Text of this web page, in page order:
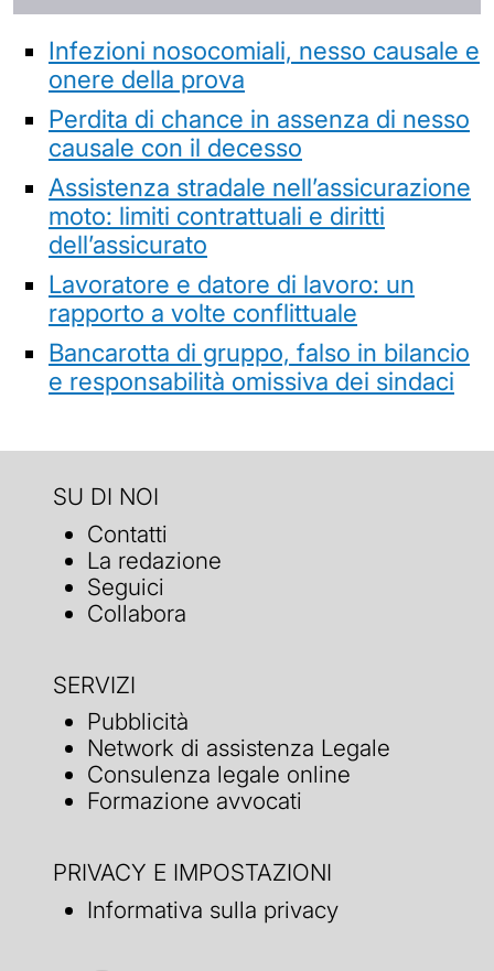
Infezioni nosocomiali, nesso causale e
onere della prova
Perdita di chance in assenza di nesso
causale con il decesso
Assistenza stradale nell’assicurazione
moto: limiti contrattuali e diritti
dell’assicurato
Lavoratore e datore di lavoro: un
rapporto a volte conflittuale
Bancarotta di gruppo, falso in bilancio
e responsabilità omissiva dei sindaci
SU DI NOI
Contatti
La redazione
Seguici
Collabora
SERVIZI
Pubblicità
Network di assistenza Legale
Consulenza legale online
Formazione avvocati
PRIVACY E IMPOSTAZIONI
Informativa sulla privacy